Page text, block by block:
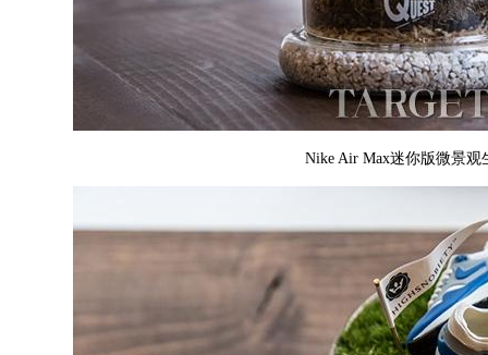
Nike Air Max迷你版微景观